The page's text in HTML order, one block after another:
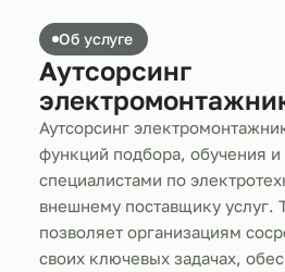
Об услуге
Аутсорсинг
Аутсорсинг
функций подбора, обучения и
специалистами по
внешнему поставщику услуг.
позволяет организациям
своих ключевых задачах,